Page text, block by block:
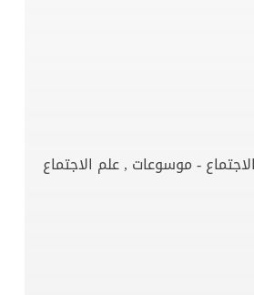
- موسوعات , علم الاجتماع